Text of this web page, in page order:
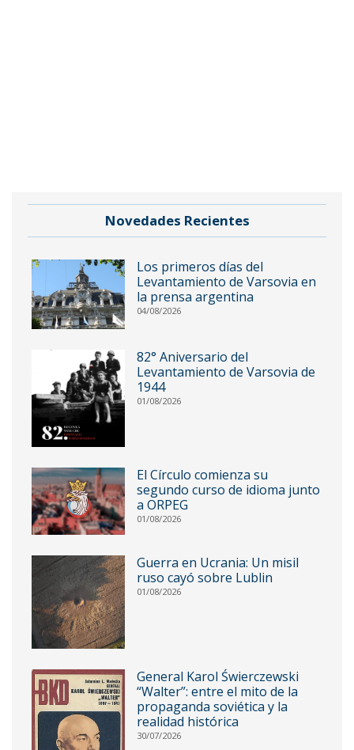
Novedades Recientes
Los primeros días del
Levantamiento de Varsovia en
la prensa argentina
04/08/2026
82° Aniversario del
Levantamiento de Varsovia de
1944
01/08/2026
El Círculo comienza su
segundo curso de idioma junto
a ORPEG
01/08/2026
Guerra en Ucrania: Un misil
ruso cayó sobre Lublin
01/08/2026
General Karol Świerczewski
“Walter”: entre el mito de la
propaganda soviética y la
realidad histórica
30/07/2026